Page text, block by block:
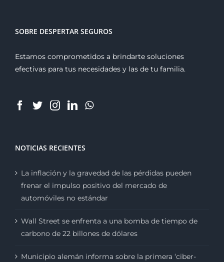
SOBRE DESPERTAR SEGUROS
Estamos comprometidos a brindarte soluciones
efectivas para tus necesidades y las de tu familia.
NOTICIAS RECIENTES
La inflación y la gravedad de las pérdidas pueden
frenar el impulso positivo del mercado de
automóviles no estándar
Wall Street se enfrenta a una bomba de tiempo de
carbono de 22 billones de dólares
Municipio alemán informa sobre la primera ‘ciber-